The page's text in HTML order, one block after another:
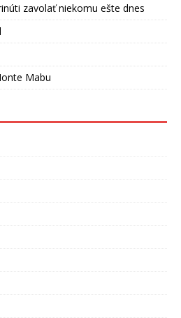
zavolať niekomu ešte dnes
Mabu